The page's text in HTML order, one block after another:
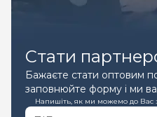
Стати
Бажаєте стати оптовим
заповнюйте форму і ми
Напишіть, як ми можемо до Вас